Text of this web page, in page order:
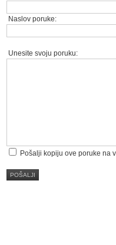
Naslov poruke:
Unesite svoju poruku:
Pošalji kopiju ove poruke na
POŠALJI